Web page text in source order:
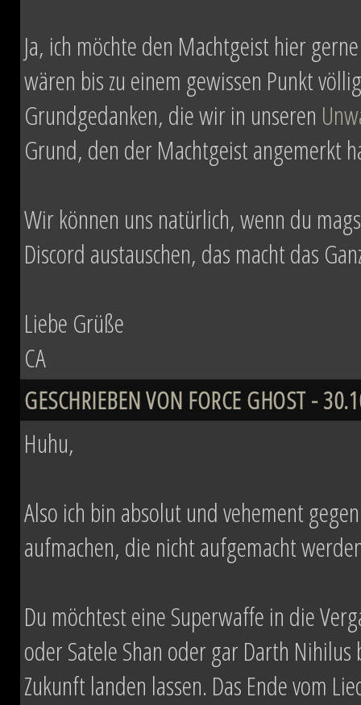
Ja, ich möchte den Machtgeist hier
wären bis zu einem gewissen Punkt
Grundgedanken, die wir in unseren
Grund, den der Machtgeist angemerkt
Wir können uns natürlich, wenn du
Discord austauschen, das macht das
Liebe Grüße
CA
GESCHRIEBEN VON FORCE GHOST -
Huhu,
Also ich bin absolut und vehement
aufmachen, die nicht aufgemacht
Du möchtest eine Superwaffe in die
oder Satele Shan oder gar Darth
Zukunft landen lassen. Das Ende vom